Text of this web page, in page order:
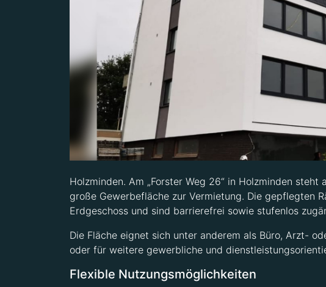
Holzminden. Am „Forster Weg 26“ in Holzminden
große Gewerbefläche zur Vermietung. Die gepflegten
Erdgeschoss und sind barrierefrei sowie stufenlos
Die Fläche eignet sich unter anderem als Büro, Arzt-
oder für weitere gewerbliche und
Flexible Nutzungsmöglichkeiten